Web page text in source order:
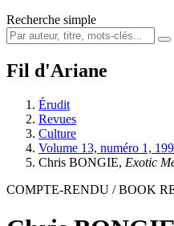
Recherche simple
Fil d'Ariane
Érudit
Revues
Culture
Volume 13, numéro 1,
Chris BONGIE, Exotic
COMPTE-RENDU / BOOK